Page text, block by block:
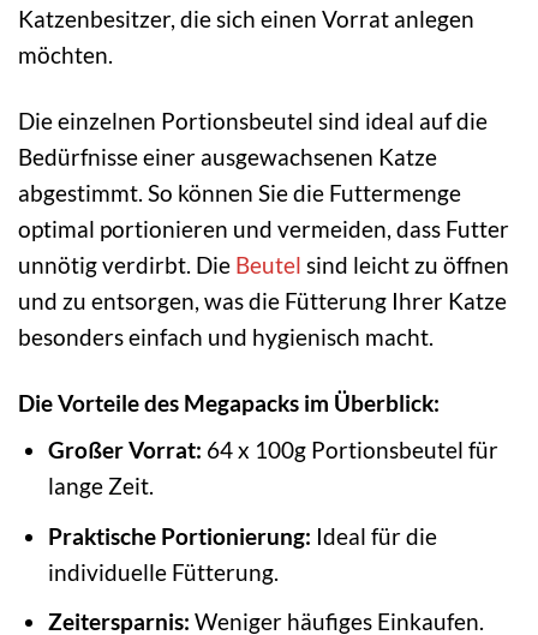
Katzenbesitzer, die sich einen Vorrat anlegen
möchten.
Die einzelnen Portionsbeutel sind ideal auf die
Bedürfnisse einer ausgewachsenen Katze
abgestimmt. So können Sie die Futtermenge
optimal portionieren und vermeiden, dass Futter
unnötig verdirbt. Die Beutel sind leicht zu öffnen
und zu entsorgen, was die Fütterung Ihrer Katze
besonders einfach und hygienisch macht.
Die Vorteile des Megapacks im Überblick:
Großer Vorrat: 64 x 100g Portionsbeutel für
lange Zeit.
Praktische Portionierung: Ideal für die
individuelle Fütterung.
Zeitersparnis: Weniger häufiges Einkaufen.